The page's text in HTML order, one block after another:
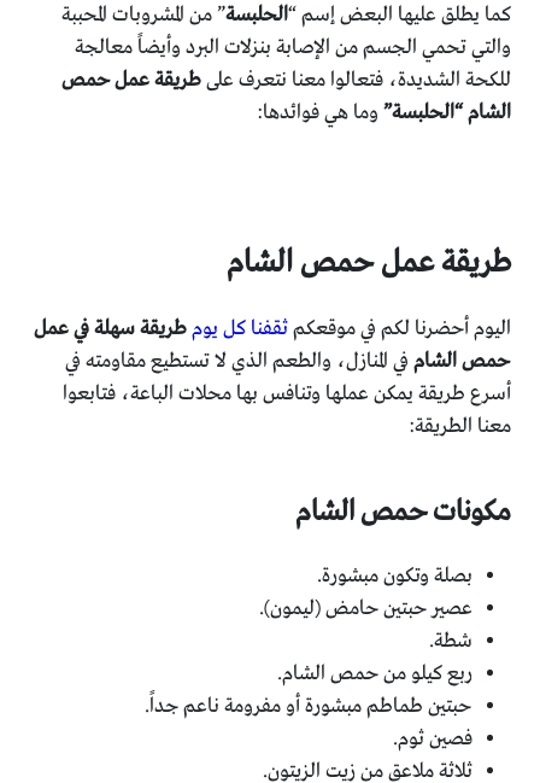
كما يطلق عليها البعض إسم “الحلبسة” من المشروبات المحببة
والتي تحمي الجسم من الإصابة بنزلات البرد وأيضاً معالجة
للكحة الشديدة، فتعالوا معنا نتعرف علىطريقة عمل حمص
الشام “الحلبسة” وما هي فوائدها:
طريقة عمل حمص الشام
اليوم أحضرنا لكم في موقعكمثقفنا كل يومطريقة سهلة في عمل
حمص الشام في المنازل، والطعم الذي لا تستطيع مقاومته في
أسرع طريقة يمكن عملها وتنافس بها محلات الباعة، فتابعوا
معنا الطريقة:
مكونات حمص الشام
بصلة وتكون مبشورة.
عصير حبتين حامض (ليمون).
شطة.
ربع كيلو من حمص الشام.
حبتين طماطم مبشورة أو مفرومة ناعم جداً.
فصين ثوم.
ثلاثة ملاعق من زيت الزيتون.